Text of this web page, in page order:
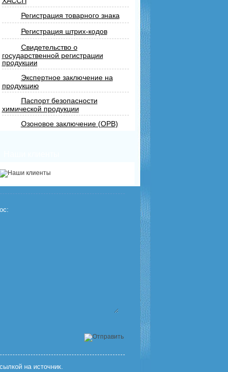
Регистрация товарного знака
Регистрация штрих-кодов
Свидетельство о
государственной регистрации
продукции
Экспертное заключение на
продукцию
Паспорт безопасности
химической продукции
Озоновое заключение (ОРВ)
на источник.